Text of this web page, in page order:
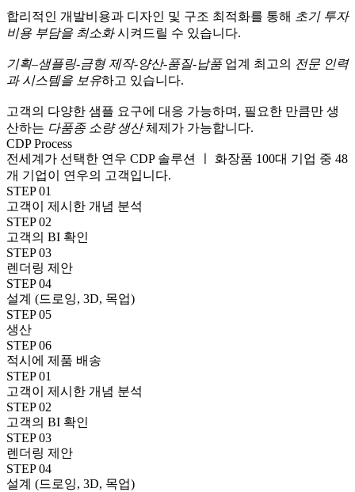
합리적인 개발비용과 디자인 및 구조 최적화를 통해 초기 투자
비용 부담을 최소화시켜드릴 수 있습니다.
기획–샘플링-금형 제작-양산-품질-납품업계 최고의 전문 인력
과 시스템을 보유하고 있습니다.
고객의 다양한 샘플 요구에 대응 가능하며, 필요한 만큼만 생
산하는 다품종 소량 생산체제가 가능합니다.
CDP Process
전세계가 선택한 연우 CDP 솔루션 ㅣ 화장품 100대 기업 중 48
개 기업이 연우의 고객입니다.
STEP 01
고객이 제시한 개념 분석
STEP 02
고객의 BI 확인
STEP 03
렌더링 제안
STEP 04
설계 (드로잉, 3D, 목업)
STEP 05
생산
STEP 06
적시에 제품 배송
STEP 01
고객이 제시한 개념 분석
STEP 02
고객의 BI 확인
STEP 03
렌더링 제안
STEP 04
설계 (드로잉, 3D, 목업)